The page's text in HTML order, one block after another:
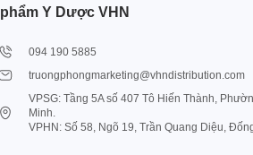
phẩm Y Dược VHN
094 190 5885
truongphongmarketing@vhndistribution.com
VPSG: Tầng 5A số 407 Tô Hiến Thành,
Minh.
VPHN: Số 58, Ngõ 19, Trần Quang Diệu,